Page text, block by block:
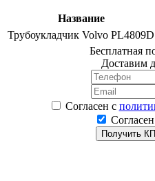
Название
Трубоукладчик Volvo PL4809D
Бесплатная
Доставим
Согласен с
Получить